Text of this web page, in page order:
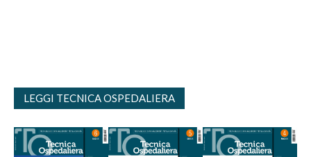
LEGGI TECNICA OSPEDALIERA